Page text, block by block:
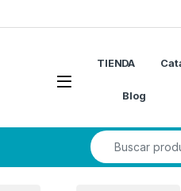
Open
TIENDA
Blog
Search for: